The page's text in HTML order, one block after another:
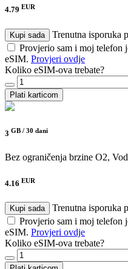
4.79 EUR
Kupi sada
Trenutna isporuka
Provjerio sam i moj telefon
eSIM. Provjeri ovdje
Koliko eSIM-ova trebate?
Plati karticom
3 GB / 30 dani
Bez ograničenja brzine O2,
4.16 EUR
Kupi sada
Trenutna isporuka
Provjerio sam i moj telefon
eSIM. Provjeri ovdje
Koliko eSIM-ova trebate?